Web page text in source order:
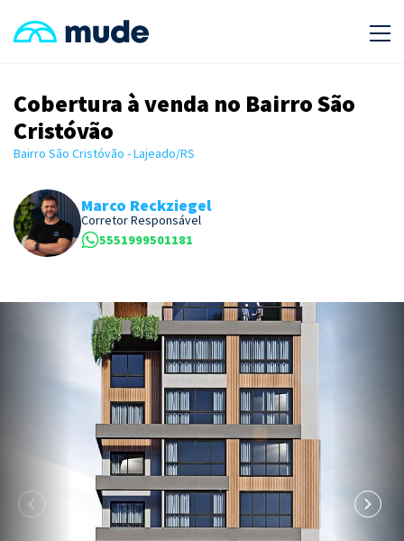
Cobertura à venda no Bairro São
Cristóvão
Bairro São Cristóvão - Lajeado/RS
Marco Reckziegel
Corretor Responsável
5551999501181